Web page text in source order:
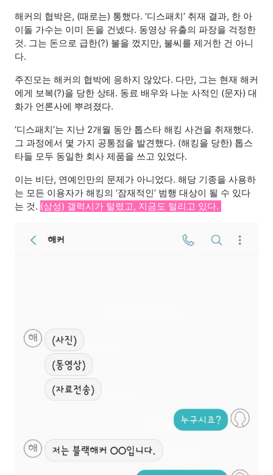
해커의 협박은, (때로는) 통했다. ‘디스패치’ 취재 결과, 한 아
이돌 가수는 이미 돈을 건넸다. 동영상 유출의 파장을 걱정한
것. 그는 돈으로 급한(?) 불을 껐지만, 불씨를 제거한 건 아니
다.
주진모는 해커의 협박에 응하지 않았다. 다만, 그는 현재 해커
에게 보복(?)을 당한 상태. 동료 배우와 나눈 사적인 (문자) 대
화가 언론사에 뿌려졌다.
‘디스패치’는 지난 2개월 동안 톱스타 해킹 사건을 취재했다.
그 과정에서 몇 가지 공통점을 발견했다. (해킹을 당한) 톱스
타들 모두 동일한 회사 제품을 쓰고 있었다.
이는 비단, 연예인만의 문제가 아니었다. 해당 기종을 사용하
는 모든 이용자가 해킹의 ‘잠재적인’ 범행 대상이 될 수 있다
는 것. (삼성) 갤럭시가 털렸고, 지금도 털리고 있다.